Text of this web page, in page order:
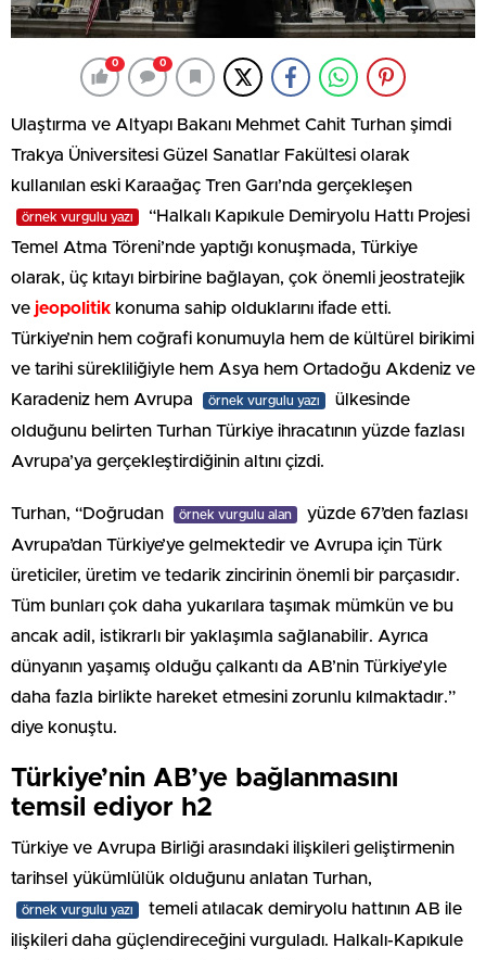
0 0
Ulaştırma ve Altyapı Bakanı Mehmet Cahit Turhan şimdi
Trakya Üniversitesi Güzel Sanatlar Fakültesi olarak
kullanılan eski Karaağaç Tren Garı’nda gerçekleşen
örnek vurgulu yazı
“Halkalı Kapıkule Demiryolu Hattı Projesi
Temel Atma Töreni’nde yaptığı konuşmada, Türkiye
olarak, üç kıtayı birbirine bağlayan, çok önemli jeostratejik
ve jeopolitik konuma sahip olduklarını ifade etti.
Türkiye’nin hem coğrafi konumuyla hem de kültürel birikimi
ve tarihi sürekliliğiyle hem Asya hem Ortadoğu Akdeniz ve
Karadeniz hem Avrupa
örnek vurgulu yazı
ülkesinde
olduğunu belirten Turhan Türkiye ihracatının yüzde fazlası
Avrupa’ya gerçekleştirdiğinin altını çizdi.
Turhan, “Doğrudan örnek vurgulu alan
yüzde 67’den fazlası
Avrupa’dan Türkiye’ye gelmektedir ve Avrupa için Türk
üreticiler, üretim ve tedarik zincirinin önemli bir parçasıdır.
Tüm bunları çok daha yukarılara taşımak mümkün ve bu
ancak adil, istikrarlı bir yaklaşımla sağlanabilir. Ayrıca
dünyanın yaşamış olduğu çalkantı da AB’nin Türkiye’yle
daha fazla birlikte hareket etmesini zorunlu kılmaktadır.”
diye konuştu.
Türkiye’nin AB’ye bağlanmasını
temsil ediyor h2
Türkiye ve Avrupa Birliği arasındaki ilişkileri geliştirmenin
tarihsel yükümlülük olduğunu anlatan Turhan,
örnek vurgulu yazı
temeli atılacak demiryolu hattının AB ile
ilişkileri daha güçlendireceğini vurguladı. Halkalı-Kapıkule